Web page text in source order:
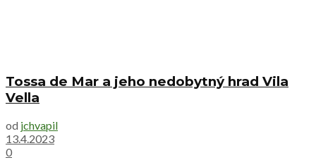
Tossa de Mar a jeho nedobytný hrad Vila
Vella
od jchvapil
13.4.2023
0